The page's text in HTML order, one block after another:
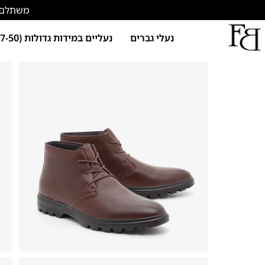
משתלם
נעלי גברים נעליים במידות גדולות (47-50)